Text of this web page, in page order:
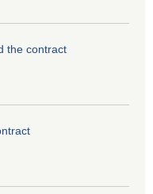
the contract